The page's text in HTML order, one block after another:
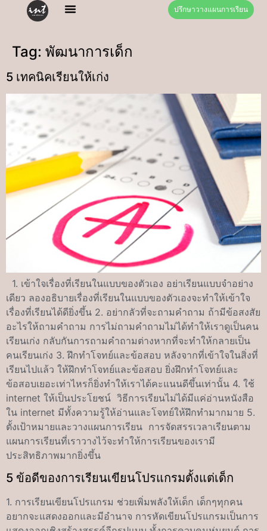
ปรึกษาวางแผนการเรียน
Tag: พัฒนาการเด็ก
5 เทคนิคเรียนให้เก่ง
1. เข้าใจเรื่องที่เรียนในแบบของตัวเอง อย่าเรียนแบบจำอย่าง
เดียว ลองอธิบายเรื่องที่เรียนในแบบของตัวเองจะทำให้เข้าใจ
เรื่องที่เรียนได้ดียิ่งขึ้น 2. อย่ากลัวที่จะถามคำถาม ถ้ามีข้อสงสัย
อะไรให้ถามคำถาม การไม่ถามคำถามไม่ได้ทำให้เราดูเป็นคน
เรียนเก่ง กลับกันการถามคำถามต่างหากที่จะทำให้กลายเป็น
คนเรียนเก่ง 3. ฝึกทำโจทย์และข้อสอบ หลังจากที่เข้าใจในสิ่งที่
เรียนไปแล้ว ให้ฝึกทำโจทย์และข้อสอบ ยิ่งฝึกทำโจทย์และ
ข้อสอบเยอะเท่าไหรก็ยิ่งทำให้เราได้คะแนนดีขึ้นเท่านั้น 4. ใช้
internet ให้เป็นประโยชน์ วิธีการเรียนไม่ได้มีแค่อ่านหนังสือ
ใน internet มีทั้งความรู้ให้อ่านและโจทย์ให้ฝึกทำมากมาย 5.
ตั้งเป้าหมายและวางแผนการเรียน การจัดสรรเวลาเรียนตาม
แผนการเรียนที่เราวางไว้จะทำให้การเรียนของเรามี
ประสิทธิภาพมากยิ่งขึ้น
5 ข้อดีของการเรียนเขียนโปรแกรมตั้งแต่เด็ก
1. การเรียนเขียนโปรแกรม ช่วยเพิ่มพลังให้เด็ก เด็กๆทุกคน
อยากจะแสดงออกและมีอำนาจ การหัดเขียนโปรแกรมเป็นการ